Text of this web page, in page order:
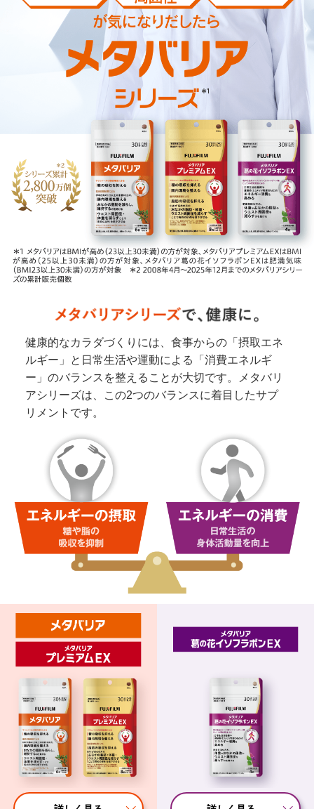
健康的なカラダづくりには、食事からの「摂取エネ
ルギー」と日常生活や運動による「消費エネルギ
ー」のバランスを整えることが大切です。メタバリ
アシリーズは、この2つのバランスに着目したサプ
リメントです。